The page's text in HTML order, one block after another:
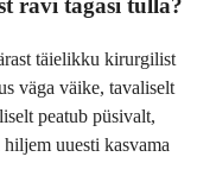
ravi tagasi tulla?
täielikku kirurgilist
väga väike, tavaliselt
peatub püsivalt,
uuesti kasvama